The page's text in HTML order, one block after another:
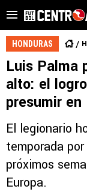
HONDURAS
Luis Palma
alto: el
presumir en
El legionario
temporada
próximos
Europa.